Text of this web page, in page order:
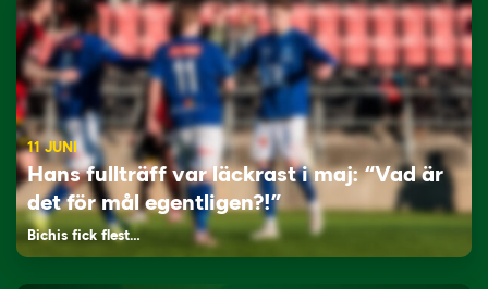
11 JUNI
Hans fullträff var läckrast i maj: “Vad är
det för mål egentligen?!”
Bichis fick flest…